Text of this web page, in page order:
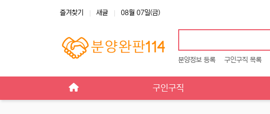
즐겨찾기 새글 08월 07일(금)
분양정보 등록 구인구직 목록
구인구직